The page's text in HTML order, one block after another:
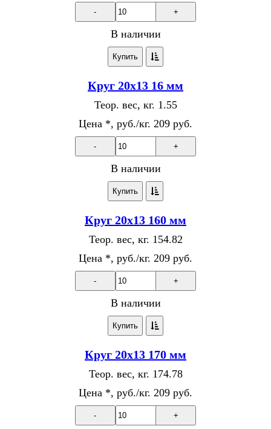
- +
В наличии
Купить
Круг 20х13 16 мм
Теор. вес, кг. 1.55
Цена *, руб./кг. 209 руб.
- +
В наличии
Купить
Круг 20х13 160 мм
Теор. вес, кг. 154.82
Цена *, руб./кг. 209 руб.
- +
В наличии
Купить
Круг 20х13 170 мм
Теор. вес, кг. 174.78
Цена *, руб./кг. 209 руб.
- +